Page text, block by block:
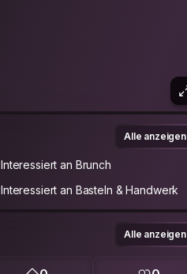
Alle anzeigen
Interessiert an Brunch
Interessiert an Basteln & Handwerk
Alle anzeigen